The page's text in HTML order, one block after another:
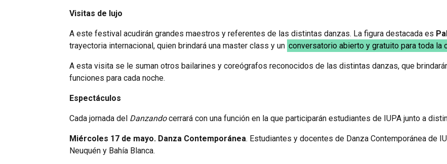
Visitas de lujo
A este festival acudirán grandes maestros y referentes de las distintas danzas. La figura destacada es
trayectoria internacional, quien brindará una master class y un conversatorio abierto y gratuito para toda la
A esta visita se le suman otros bailarines y coreógrafos reconocidos de las distintas danzas, que
funciones para cada noche.
Espectáculos
Cada jornada del Danzandocerrará con una función en la que participarán estudiantes de IUPA junto a
Miércoles 17 de mayo. Danza Contemporánea. Estudiantes y docentes de Danza Contemporánea de
Neuquén y Bahía Blanca.